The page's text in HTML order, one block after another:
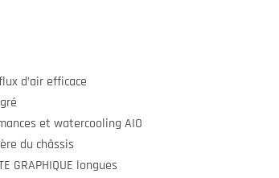
d’air efficace
et watercooling AIO
du châssis
GRAPHIQUE longues